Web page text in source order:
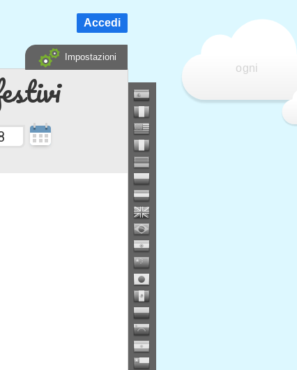
ogni
Accedi
Impostazioni